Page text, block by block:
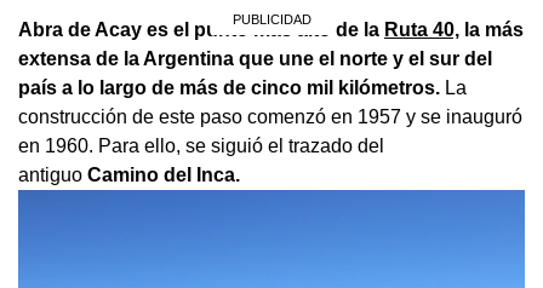
Abra de Acay es el punto más alto de la Ruta 40, la más
extensa de la Argentina que une el norte y el sur del
país a lo largo de más de cinco mil kilómetros. La
construcción de este paso comenzó en 1957 y se inauguró
en 1960. Para ello, se siguió el trazado del
antiguo Camino del Inca.